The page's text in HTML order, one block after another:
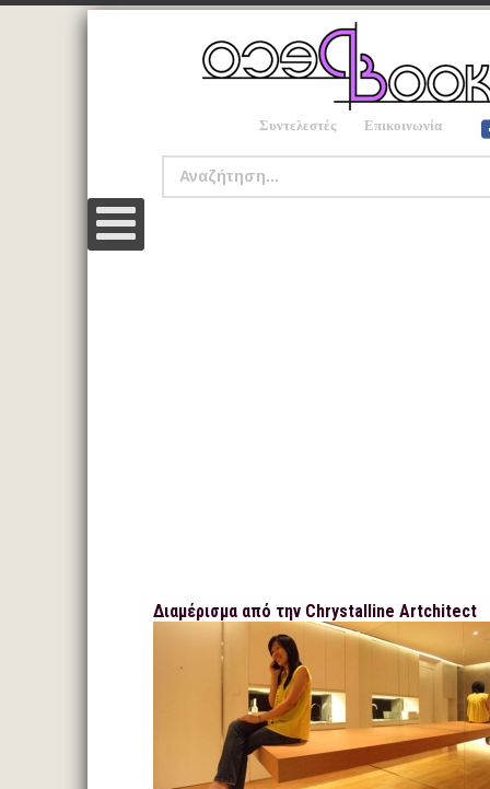
Συντελεστές Επικοινωνία
Διαμέρισμα από την Chrystalline Artchitect